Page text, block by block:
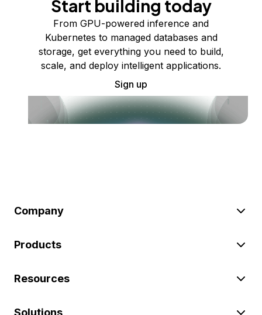
Start building today
From GPU-powered inference and
Kubernetes to managed databases and
storage, get everything you need to build,
scale, and deploy intelligent applications.
Sign up
Company
Products
Resources
Solutions